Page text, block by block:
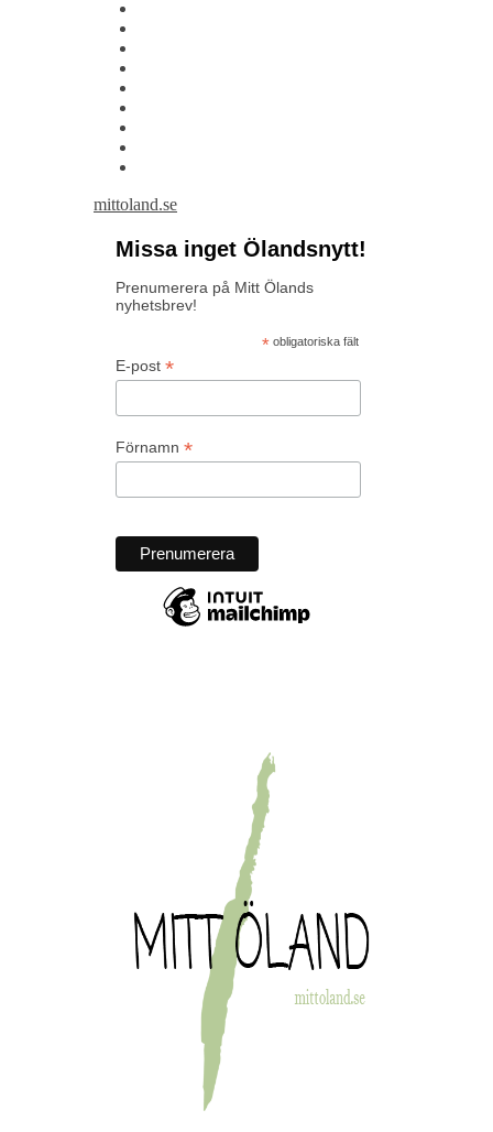
mittoland.se
Missa inget Ölandsnytt!
Prenumerera på Mitt Ölands
nyhetsbrev!
*obligatoriska fält
E-post *
Förnamn *